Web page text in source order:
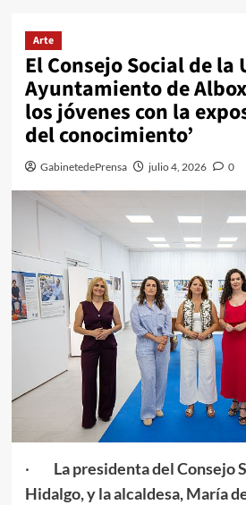
Arte
El Consejo Social de la
Ayuntamiento de
los jóvenes con la
del conocimiento’
GabinetedePrensa julio 4, 2026 0
· La presidenta del Consejo
Hidalgo, y la alcaldesa, María